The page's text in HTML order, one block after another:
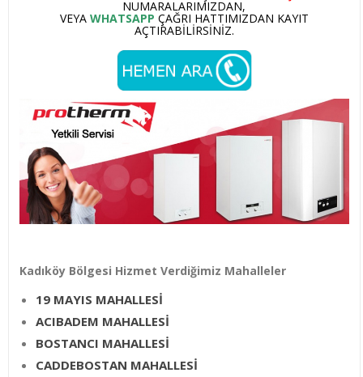
NUMARALARIMIZDAN,
VEYA WHATSAPP ÇAĞRI HATTIMIZDAN KAYIT
AÇTIRABILIRSINIZ.
Kadıköy Bölgesi Hizmet Verdiğimiz Mahalleler
19 MAYIS MAHALLESİ
ACIBADEM MAHALLESİ
BOSTANCI MAHALLESİ
CADDEBOSTAN MAHALLESİ